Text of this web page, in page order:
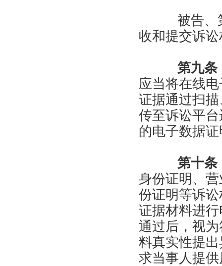
被告、第
收和提交诉
第九条
应当将在线
证据通过扫
传至诉讼平
的电子数据
第十条
身份证明、
份证明等诉
证据材料进
通过后，视
料真实性提
求当事人提